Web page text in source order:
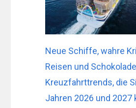
Neue Schiffe, wahre
Reisen und
Kreuzfahrttrends, die
Jahren 2026 und 2027